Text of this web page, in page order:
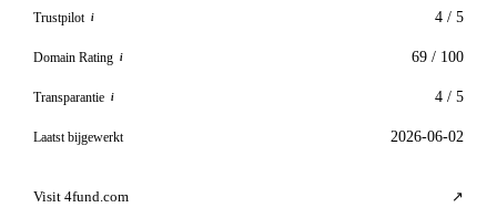
Trustpilot i 4 / 5
Domain Rating i 69 / 100
Transparantie i 4 / 5
Laatst bijgewerkt 2026-06-02
Visit 4fund.com ↗